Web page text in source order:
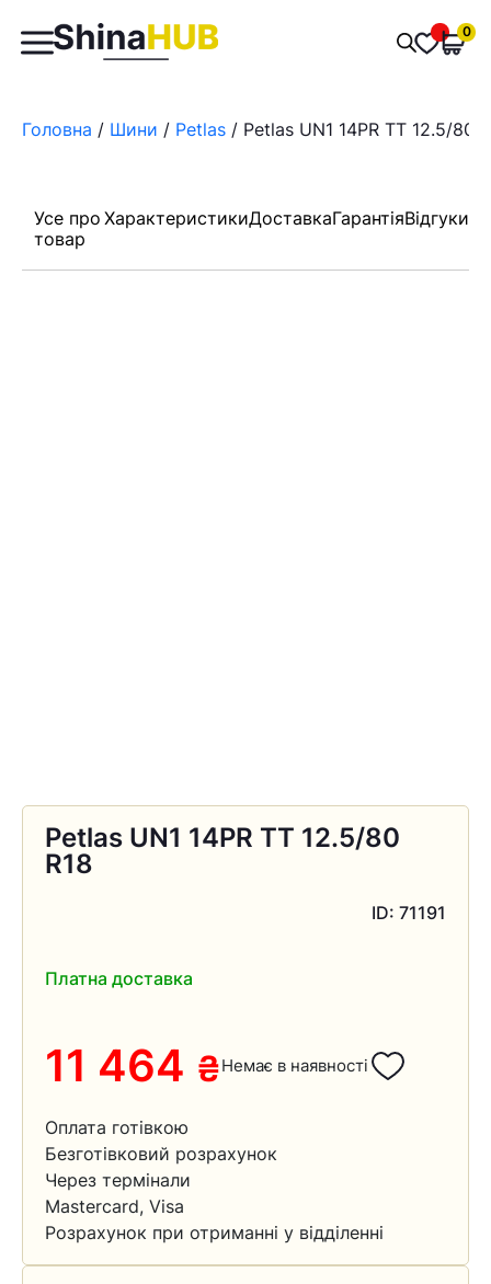
Пошук
товарів
0
Головна / Шини / Petlas / Petlas UN1 14PR TT 12.5/80
Усе про
товар
ХарактеристикиДоставкаГарантіяВідгуки
Petlas UN1 14PR TT 12.5/80
R18
ID: 71191
Платна доставка
11 464 ₴Немає в наявності
Оплата готівкою
Безготівковий розрахунок
Через термінали
Mastercard, Visa
Розрахунок при отриманні у відділенні